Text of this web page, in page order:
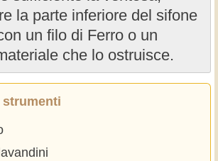
la parte inferiore del sifone
un filo di Ferro o un
che lo ostruisce.
strumenti